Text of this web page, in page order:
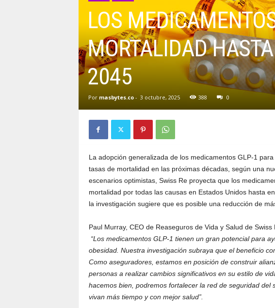
LOS
MORTALIDAD
2045
Por masbytes.co- 3 octubre, 2025 388 0
La adopción generalizada de los medicamentos GLP-1
tasas de mortalidad en las próximas décadas, según una
escenarios optimistas, Swiss Re proyecta que los
mortalidad por todas las causas en Estados Unidos hasta
la investigación sugiere que es posible una reducción de
Paul Murray, CEO de Reaseguros de Vida y Salud de Swiss
“Los medicamentos GLP-1 tienen un gran potencial para
obesidad. Nuestra investigación subraya que el beneficio
Como aseguradores, estamos en posición de construir
personas a realizar cambios significativos en su estilo de
hacemos bien, podremos fortalecer la red de seguridad del
vivan más tiempo y con mejor salud”.